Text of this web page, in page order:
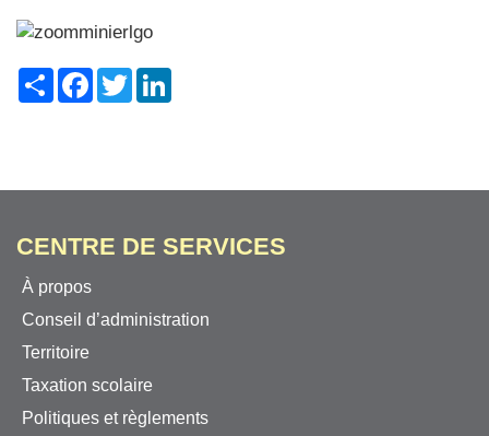
ShareFacebook
Twitter
CENTRE DE SERVICES
À propos
Conseil d’administration
Territoire
Taxation scolaire
Politiques et règlements